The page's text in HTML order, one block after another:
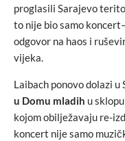
proglasili Sarajevo
to nije bio samo
odgovor na haos i
vijeka.
Laibach ponovo dolazi u
u Domu mladih u
kojom obilježavaju re-
koncert nije samo